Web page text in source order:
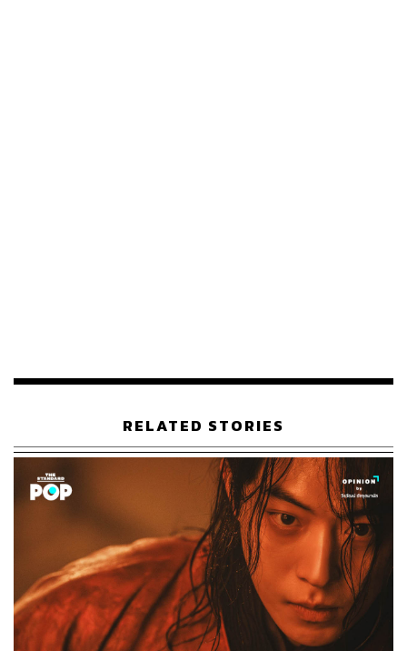
บทวิศวกรเครื่องยนต์ ชเวคยองกู และพัคจินอน ร่วมด้วย คิ
ตัวละครที่หายไป และตัวละครใหม่เสริมทัพ
สำหรับอัยการคังฮานา ที่รับบทโดย อีซม จะไม่ได้มาร่วมทีม
Taxi Driver 2 ซึ่งทางทีมสร้างได้เพิ่มตัวละครใหม่ที่ชื่ออน
ฮาจุน มาเป็นคนขับแท็กซี่น้องใหม่ของทีม โดยได้ ชินแจฮา ที่
กำลังรุ่งจากผลงานCrash Course in Romance
มารับหน้าที่
นี้ และเป็นเคมีใหม่ที่สดใสไปได้ดีกับรุ่นพี่คิมโดกีอย่างแน่นอน
อันโกอึน ย้ายงานไปเป็นตำรวจ?
RELATED STORIES